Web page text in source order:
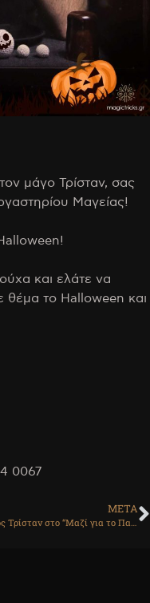
μάγο Τρίσταν, σας
Μαγείας!
και ελάτε να
θέμα το Halloween και
0067
ΜΕΤΑ